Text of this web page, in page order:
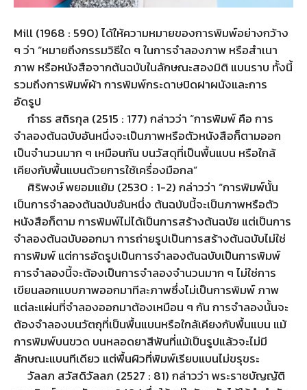
Mill (1968 : 590) ได้ให้ความหมายของการพิมพ์อย่างกว้าง
ๆ ว่า “หมายถึงกรรมวิธีใด ๆ ในการจำลองภาพ หรือสำเนา
ภาพ หรือหนังสือจากต้นฉบับในลักษณะสองมิติ แบนราบ ทั้งนี้
รวมถึงการพิมพ์ผ้า การพิมพ์กระดาษปิดฝาผนังและการ
อัดรูป
กำธร สถิรกุล (2515 : 177) กล่าวว่า “การพิมพ์ คือ การ
จำลองต้นฉบับอันหนึ่งจะเป็นภาพหรือตัวหนังสือก็ตามออก
เป็นจำนวนมาก ๆ เหมือนกัน บนวัสดุที่เป็นพื้นแบน หรือใกล้
เคียงกับพื้นแบนด้วยการใช้เครื่องมือกล”
ศิริพงษ์ พยอมแย้ม (2530 : 1-2) กล่าวว่า “การพิมพ์นั้น
เป็นการจำลองต้นฉบับอันหนึ่ง ต้นฉบับนี้จะเป็นภาพหรือตัว
หนังสือก็ตาม การพิมพ์ไม่ได้เป็นการสร้างต้นฉบัย แต่เป็นการ
จำลองต้นฉบับออกมา การถ่ายรูปเป็นการสร้างต้นฉบับไม่ใช่
การพิมพ์ แต่การอัดรูปเป็นการจำลองต้นฉบับเป็นการพิมพ์
การจำลองนี้จะต้องเป็นการจำลองจำนวนมาก ๆ ไม่ใช่การ
เขียนลอกแบบภาพออกมาทีละภาพซึ่งไม่เป็นการพิมพ์ ภาพ
แต่ละแผ่นที่จำลองออกมาต้องเหมือน ๆ กัน การจำลองนั้นจะ
ต้องจำลองบนวัตถุที่เป็นพื้นแบนหรือใกล้เคียงกับพื้นแบน แม้
การพิมพ์บนขวด บนหลอดยาสีฟันที่แม้เป็นรูปแล้วจะไม่มี
ลักษณะแบนทีเดียว แต่พื้นผิวที่พิมพ์เรียบแบนไม่ขรุขระ
วัลลภ สวัสดิวัลลภ (2527 : 81) กล่าวว่า พระราชบัญญัติ